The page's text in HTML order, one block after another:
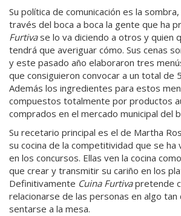
Su política de comunicación es la
través del boca a boca la gente que ha
Furtivase lo va diciendo a otros y quien
tendrá que averiguar cómo. Sus cenas
y este pasado año elaboraron tres
que consiguieron convocar a un total de
Además los ingredientes para estos
compuestos totalmente por productos
comprados en el mercado municipal del
Su recetario principal es el de Martha
su cocina de la competitividad que se
en los concursos. Ellas ven la cocina
que crear y transmitir su cariño en los
Definitivamente Cuina Furtivapretende
relacionarse de las personas en algo tan
sentarse a la mesa.